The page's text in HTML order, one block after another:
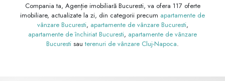
Compania ta, Agenție imobiliară Bucuresti, va ofera 117 oferte
imobiliare, actualizate la zi, din categorii precum apartamente de
vânzare Bucuresti, apartamente de vânzare Bucuresti,
apartamente de închiriat Bucuresti, apartamente de vânzare
Bucuresti sau terenuri de vânzare Cluj-Napoca.